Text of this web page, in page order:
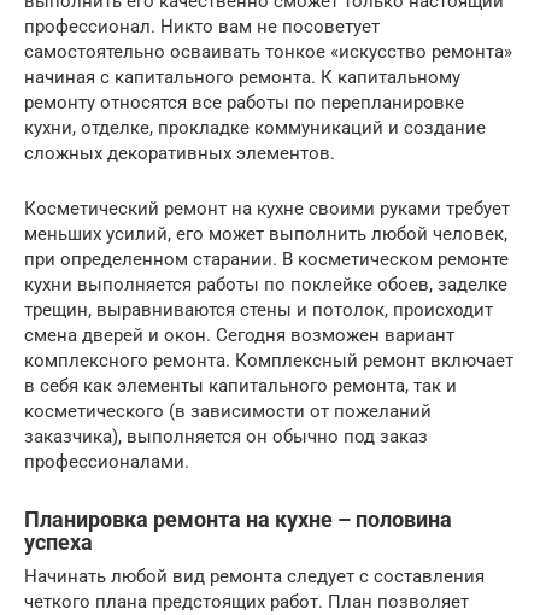
профессионал. Никто вам не посоветует
самостоятельно осваивать тонкое «искусство ремонта»
начиная с капитального ремонта. К капитальному
ремонту относятся все работы по перепланировке
кухни, отделке, прокладке коммуникаций и создание
сложных декоративных элементов.
Косметический ремонт на кухне своими руками требует
меньших усилий, его может выполнить любой человек,
при определенном старании. В косметическом ремонте
кухни выполняется работы по поклейке обоев, заделке
трещин, выравниваются стены и потолок, происходит
смена дверей и окон. Сегодня возможен вариант
комплексного ремонта. Комплексный ремонт включает
в себя как элементы капитального ремонта, так и
косметического (в зависимости от пожеланий
заказчика), выполняется он обычно под заказ
профессионалами.
Планировка ремонта на кухне – половина
успеха
Начинать любой вид ремонта следует с составления
четкого плана предстоящих работ. План позволяет